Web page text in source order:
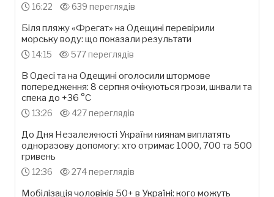
16:22 639 переглядів
Біля пляжу «Фрегат» на Одещині перевірили
морську воду: що показали результати
14:15 577 переглядів
В Одесі та на Одещині оголосили штормове
попередження: 8 серпня очікуються грози, шквали та
спека до +36 °С
13:26 427 переглядів
До Дня Незалежності України киянам виплатять
одноразову допомогу: хто отримає 1000, 700 та 500
гривень
12:36 274 переглядів
Мобілізація чоловіків 50+ в Україні: кого можуть